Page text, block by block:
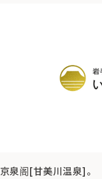
京泉阁[甘美川温泉]。